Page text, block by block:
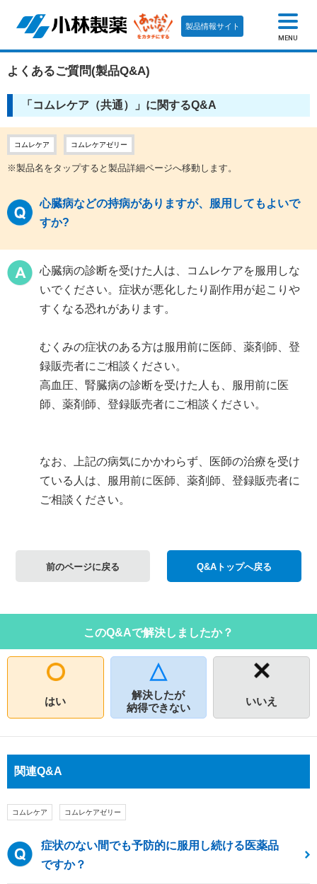
製品情報サイト
MENU
よくあるご質問(製品Q&A)
「コムレケア（共通）」に関するQ&A
コムレケア コムレケアゼリー
※製品名をタップすると製品詳細ページへ移動します。
心臓病などの持病がありますが、服用してもよいで
すか?
心臓病の診断を受けた人は、コムレケアを服用しな
いでください。症状が悪化したり副作用が起こり
すくなる恐れがあります。
むくみの症状のある方は服用前に医師、薬剤師、登
録販売者にご相談ください。
高血圧、腎臓病の診断を受けた人も、服用前に医
師、薬剤師、登録販売者にご相談ください。
なお、上記の病気にかかわらず、医師の治療を受け
ている人は、服用前に医師、薬剤師、登録販売者に
ご相談ください。
前のページに戻る Q&Aトップへ戻る
このQ&Aで解決しましたか？
はい
解決したが
納得できない
いいえ
関連Q&A
コムレケア コムレケアゼリー
症状のない間でも予防的に服用し続ける医薬品
ですか？